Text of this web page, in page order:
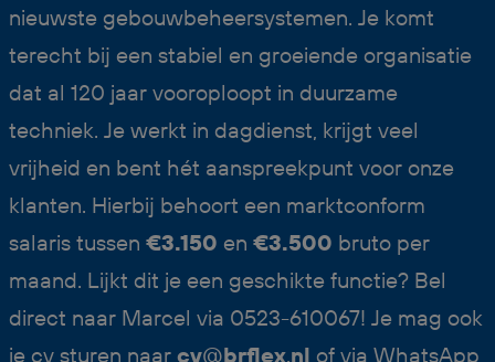
nieuwste gebouwbeheersystemen. Je komt
terecht bij een stabiel en groeiende organisatie
dat al 120 jaar vooroploopt in duurzame
techniek. Je werkt in dagdienst, krijgt veel
vrijheid en bent hét aanspreekpunt voor onze
klanten. Hierbij behoort een marktconform
salaris tussen €3.150 en €3.500 bruto per
maand. Lijkt dit je een geschikte functie? Bel
direct naar Marcel via 0523-610067! Je mag ook
je cv sturen naar cv@brflex.nl of via WhatsApp